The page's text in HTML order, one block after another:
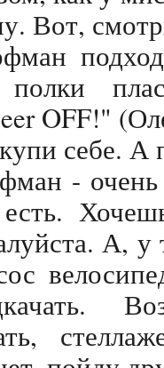
Вот,
OFF!"
себе. А
-
А, у